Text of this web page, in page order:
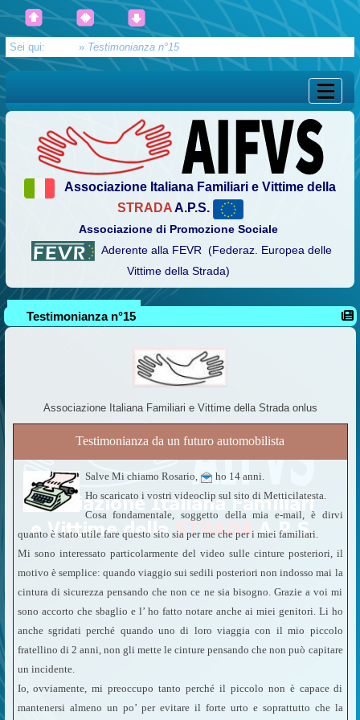
Sei qui: » Testimonianza n°15
Associazione Italiana Familiari e Vittime della
STRADAA.P.S.
Associazione di Promozione Sociale
Aderente alla FEVR (Federaz. Europea delle
Vittime della Strada)
Testimonianza n°15
Associazione Italiana Familiari e Vittime della Strada onlus
Testimonianza da un futuro automobilista
Salve Mi chiamo Rosario,
ho 14 anni.
Ho scaricato i vostri videoclip sul sito di Metticilatesta.
Cosa fondamentale, soggetto della mia e-mail, è dirvi
quanto è stato utile fare questo sito sia per me che per i miei familiari.
Mi sono interessato particolarmente del video sulle cinture posteriori, il
motivo è semplice: quando viaggio sui sedili posteriori non indosso mai la
cintura di sicurezza pensando che non ce ne sia bisogno. Grazie a voi mi
sono accorto che sbaglio e l’ ho fatto notare anche ai miei genitori. Li ho
anche sgridati perché quando uno di loro viaggia con il mio piccolo
fratellino di 2 anni, non gli mette le cinture pensando che non può capitare
un incidente.
Io, ovviamente, mi preoccupo tanto perché il piccolo non è capace di
mantenersi almeno un po’ per evitare il forte urto e soprattutto che la